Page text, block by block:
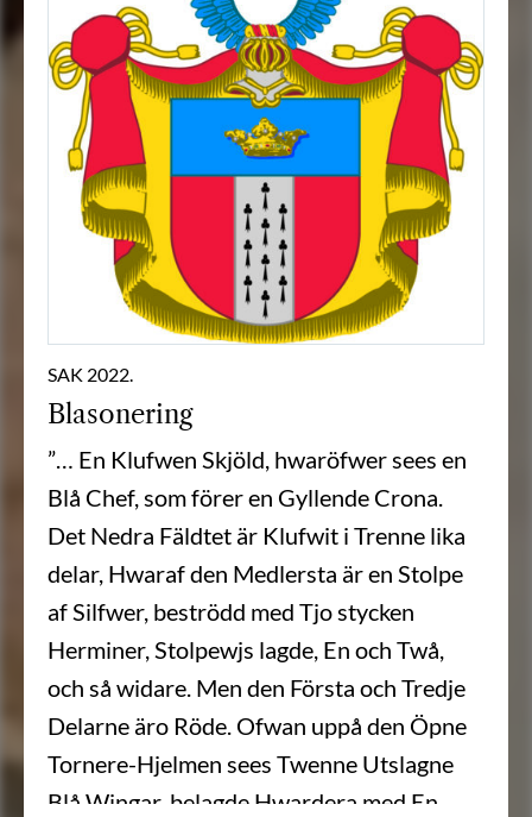
SAK 2022.
Blasonering
”… En Klufwen Skjöld, hwaröfwer sees en
Blå Chef, som förer en Gyllende Crona.
Det Nedra Fäldtet är Klufwit i Trenne lika
delar, Hwaraf den Medlersta är en Stolpe
af Silfwer, beströdd med Tjo stycken
Herminer, Stolpewjs lagde, En och Twå,
och så widare. Men den Första och Tredje
Delarne äro Röde. Ofwan uppå den Öpne
Tornere-Hjelmen sees Twenne Utslagne
Blå Wingar, belagde Hwardera med En